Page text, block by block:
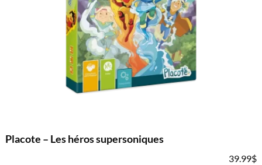
Placote – Les héros supersoniques
39.99$